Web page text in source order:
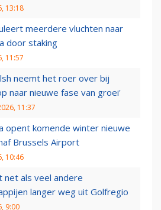
13:18
meerdere vluchten naar
door staking
11:57
neemt het roer over bij
naar nieuwe fase van groei'
11:37
opent komende winter nieuwe
Brussels Airport
10:46
net als veel andere
langer weg uit Golfregio
9:00